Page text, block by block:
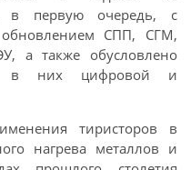
в первую очередь, с
СПП, СГМ,
а также обусловлено
в них цифровой и
тиристоров в
нагрева металлов и